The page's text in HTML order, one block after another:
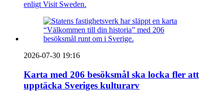
enligt Visit Sweden.
2026-07-30 19:16
Karta med 206 besöksmål ska locka fler att
upptäcka Sveriges kulturarv